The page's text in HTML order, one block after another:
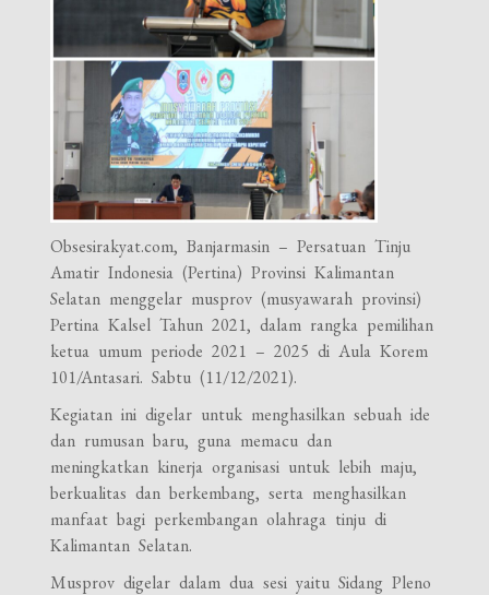
Obsesirakyat.com, Banjarmasin – Persatuan Tinju
Amatir Indonesia (Pertina) Provinsi Kalimantan
Selatan menggelar musprov (musyawarah provinsi)
Pertina Kalsel Tahun 2021, dalam rangka pemilihan
ketua umum periode 2021 – 2025 di Aula Korem
101/Antasari. Sabtu (11/12/2021).
Kegiatan ini digelar untuk menghasilkan sebuah ide
dan rumusan baru, guna memacu dan
meningkatkan kinerja organisasi untuk lebih maju,
berkualitas dan berkembang, serta menghasilkan
manfaat bagi perkembangan olahraga tinju di
Kalimantan Selatan.
Musprov digelar dalam dua sesi yaitu Sidang Pleno